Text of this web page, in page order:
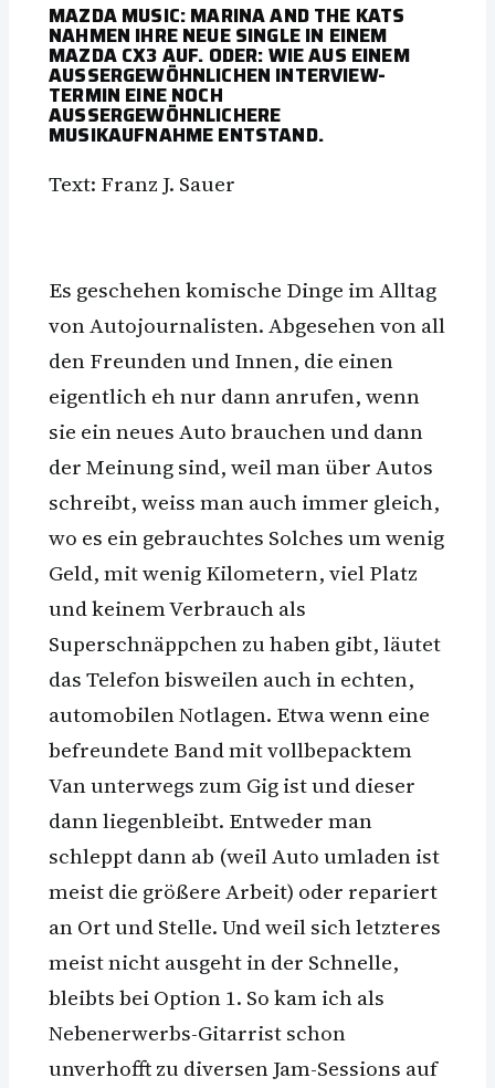
MAZDA MUSIC: MARINA AND THE KATS
NAHMEN IHRE NEUE SINGLE IN EINEM
MAZDA CX3 AUF. ODER: WIE AUS EINEM
AUSSERGEWÖHNLICHEN INTERVIEW-
TERMIN EINE NOCH
AUSSERGEWÖHNLICHERE
MUSIKAUFNAHME ENTSTAND.
Text: Franz J. Sauer
Es geschehen komische Dinge im Alltag
von Autojournalisten. Abgesehen von all
den Freunden und Innen, die einen
eigentlich eh nur dann anrufen, wenn
sie ein neues Auto brauchen und dann
der Meinung sind, weil man über Autos
schreibt, weiss man auch immer gleich,
wo es ein gebrauchtes Solches um wenig
Geld, mit wenig Kilometern, viel Platz
und keinem Verbrauch als
Superschnäppchen zu haben gibt, läutet
das Telefon bisweilen auch in echten,
automobilen Notlagen. Etwa wenn eine
befreundete Band mit vollbepacktem
Van unterwegs zum Gig ist und dieser
dann liegenbleibt. Entweder man
schleppt dann ab (weil Auto umladen ist
meist die größere Arbeit) oder repariert
an Ort und Stelle. Und weil sich letzteres
meist nicht ausgeht in der Schnelle,
bleibts bei Option 1. So kam ich als
Nebenerwerbs-Gitarrist schon
unverhofft zu diversen Jam-Sessions auf